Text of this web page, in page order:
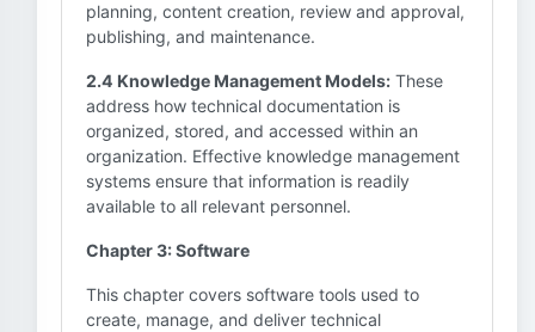
planning, content creation, review and approval,
publishing, and maintenance.
2.4 Knowledge Management Models: These
address how technical documentation is
organized, stored, and accessed within an
organization. Effective knowledge management
systems ensure that information is readily
available to all relevant personnel.
Chapter 3: Software
This chapter covers software tools used to
create, manage, and deliver technical